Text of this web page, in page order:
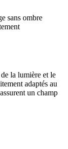
la lumière et le
adaptés au
un champ